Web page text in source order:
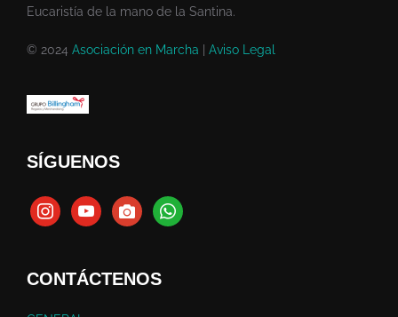
Eucaristía de la mano de la Santina.
© 2024 Asociación en Marcha Aviso Legal
SÍGUENOS
CONTÁCTENOS